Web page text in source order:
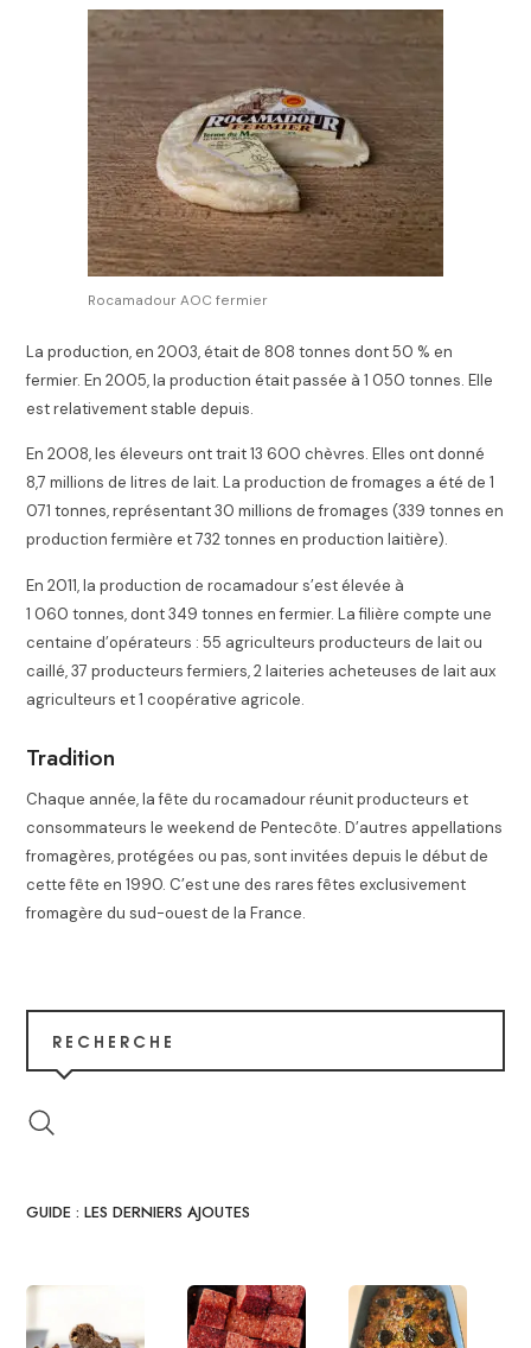
Rocamadour AOC fermier
La production, en 2003, était de 808 tonnes dont 50 % en
fermier. En 2005, la production était passée à 1 050 tonnes. Elle
est relativement stable depuis.
En 2008, les éleveurs ont trait 13 600 chèvres. Elles ont donné
8,7 millions de litres de lait. La production de fromages a été de 1
071 tonnes, représentant 30 millions de fromages (339 tonnes en
production fermière et 732 tonnes en production laitière).
En 2011, la production de rocamadour s’est élevée à
1 060 tonnes, dont 349 tonnes en fermier. La filière compte une
centaine d’opérateurs : 55 agriculteurs producteurs de lait ou
caillé, 37 producteurs fermiers, 2 laiteries acheteuses de lait aux
agriculteurs et 1 coopérative agricole.
Tradition
Chaque année, la fête du rocamadour réunit producteurs et
consommateurs le weekend de Pentecôte. D’autres appellations
fromagères, protégées ou pas, sont invitées depuis le début de
cette fête en 1990. C’est une des rares fêtes exclusivement
fromagère du sud-ouest de la France.
RECHERCHE
GUIDE : LES DERNIERS AJOUTES